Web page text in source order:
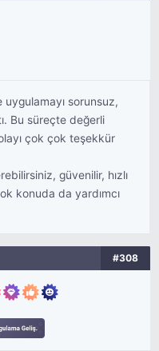
uygulamayı sorunsuz,
Bu süreçte değerli
çok çok teşekkür
güvenilir, hızlı
konuda da yardımcı
#308